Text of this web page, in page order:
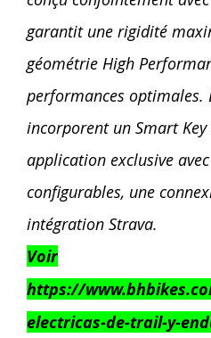
garantit une rigidité
géométrie High
performances optimales.
incorporent un Smart
application exclusive
configurables, une
intégration Strava.
Voir
https://
electricas-de-trail-y-